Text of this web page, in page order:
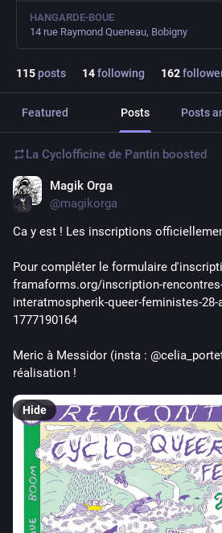
HANGARDE-BOUE
14 rue Raymond Queneau, Bobigny
115posts 14following 162
Featured Posts Posts
La Cyclofficine de Pantin boosted
Magik Orga
@magikorga
Ca y est ! Les inscriptions
Pour compléter le formulaire
framaforms.org/inscription-rencontres-
interatmospherik-queer-feministes-28-
1777190164
Meric à Messidor (insta :
réalisation !
Hide